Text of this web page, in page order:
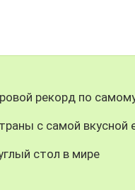
рекорд по
с самой вкусной
стол в мире